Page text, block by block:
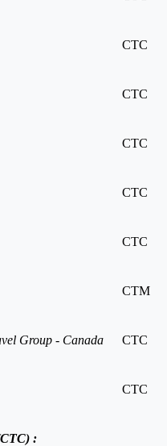
CTC
CTC
CTC
CTC
CTC
CTM
Group - Canada CTC
CTC
: